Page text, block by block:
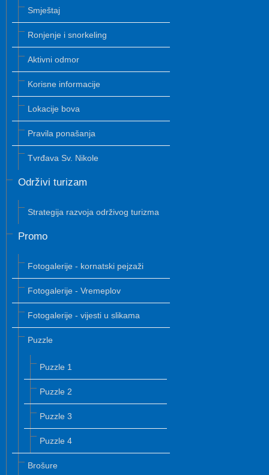
Smještaj
Ronjenje i snorkeling
Aktivni odmor
Korisne informacije
Lokacije bova
Pravila ponašanja
Tvrđava Sv. Nikole
Održivi turizam
Strategija razvoja održivog turizma
Promo
Fotogalerije - kornatski pejzaži
Fotogalerije - Vremeplov
Fotogalerije - vijesti u slikama
Puzzle
Puzzle 1
Puzzle 2
Puzzle 3
Puzzle 4
Brošure